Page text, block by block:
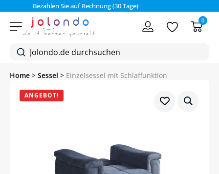
Bezahlen Sie auf Rechnung (30 Tage)
0
Home > Sessel > Einzelsessel mit Schlaffunktion
ANGEBOT!